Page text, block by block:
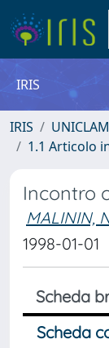
IRIS
IRIS UNICLAM
1.1 Articolo
Incontro
MALININ,
1998-01-01
Scheda
Scheda